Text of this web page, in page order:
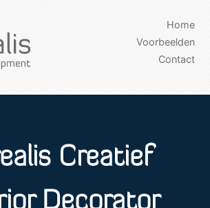
Home
Voorbeelden
Contact
Creatief
Decorator